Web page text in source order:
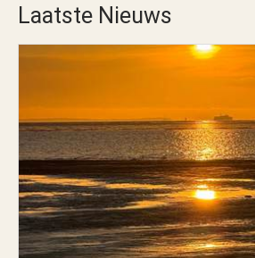
Laatste Nieuws